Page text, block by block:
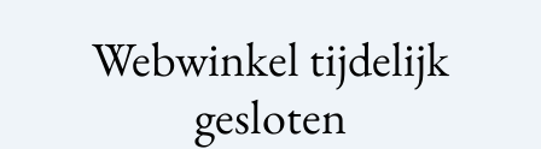
Webwinkel tijdelijk
gesloten